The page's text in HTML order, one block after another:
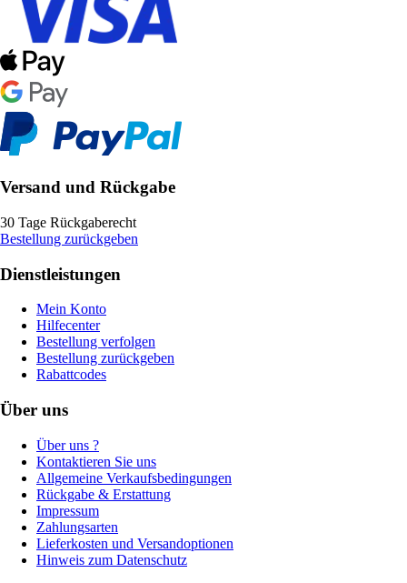
Versand und Rückgabe
30 Tage Rückgaberecht
Bestellung zurückgeben
Dienstleistungen
Mein Konto
Hilfecenter
Bestellung verfolgen
Bestellung zurückgeben
Rabattcodes
Über uns
Über uns ?
Kontaktieren Sie uns
Allgemeine Verkaufsbedingungen
Rückgabe & Erstattung
Impressum
Zahlungsarten
Lieferkosten und Versandoptionen
Hinweis zum Datenschutz